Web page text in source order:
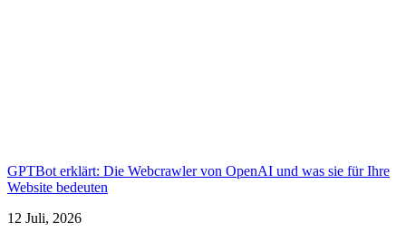
GPTBot erklärt: Die Webcrawler von OpenAI und was sie für Ihre
Website bedeuten
12 Juli, 2026